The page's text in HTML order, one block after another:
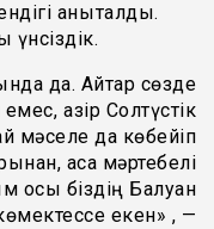
анықталды.
үнсіздік.
да. Айтар сөзде
қазір Солтүстік
мәселе да көбейіп
аса мәртебелі
осы біздің Балуан
екен» , —